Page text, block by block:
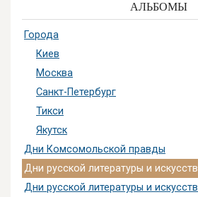
АЛЬБОМЫ
Города
Киев
Москва
Санкт-Петербург
Тикси
Якутск
Дни Комсомольской правды
Дни русской литературы и
Дни русской литературы и